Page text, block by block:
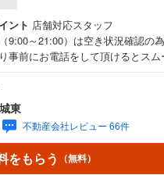
ント 店舗対応スタッフ
9:00～21:00）は空き状況確認の
事前にお電話をして頂けるとスム
作成▽ご購入後もお客様の人生の
の「安心」を守り続けます。【
ン対象店舗】当店で物件を成約す
トがもらえる「Yahoo！ 不動産 物
」の対象になります。「資料をも
」ボタンからお問い合わせくださ
東
不動産会社レビュー 66件
をもらう （無料）